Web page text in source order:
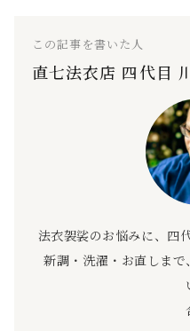
この記事を書いた人
直七法衣店 四代目
法衣袈裟のお悩みに、四
新調・洗濯・お直しま